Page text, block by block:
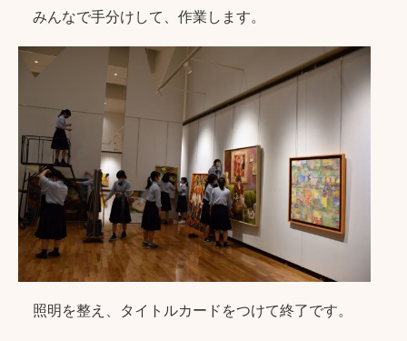
みんなで手分けして、作業します。
照明を整え、タイトルカードをつけて終了です。